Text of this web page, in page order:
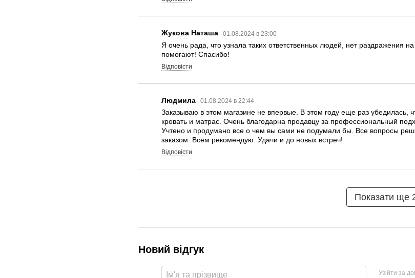
Жукова Наташа 01.08.2024 в 23:00
Я очень рада, что узнала таких ответственных людей, нет раздражения
помогают! Спасибо!
Відповісти
Людмила 01.08.2024 в 22:44
Заказываю в этом магазине не впервые. В этом году еще раз
кровать и матрас. Очень благодарна продавцу за профессиональный
Учтено и продумано все о чем вы сами не подумали бы. Все вопросы
заказом. Всем рекомендую. Удачи и до новых встреч!
Відповісти
Показати ще
Новий відгук
Увійти за